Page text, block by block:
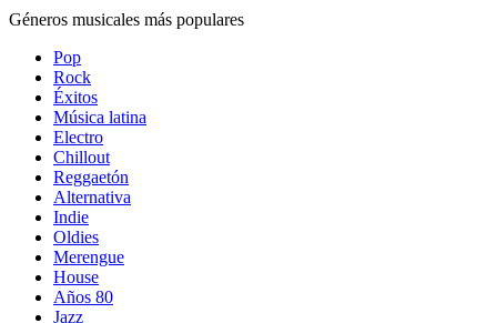
Géneros musicales más populares
Pop
Rock
Éxitos
Música latina
Electro
Chillout
Reggaetón
Alternativa
Indie
Oldies
Merengue
House
Años 80
Jazz